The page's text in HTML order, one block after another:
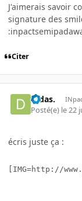
J'aimerais savoir
signature des
Citer
Didas.
Posté(e) le 22
écris juste ça :
[IMG=http://